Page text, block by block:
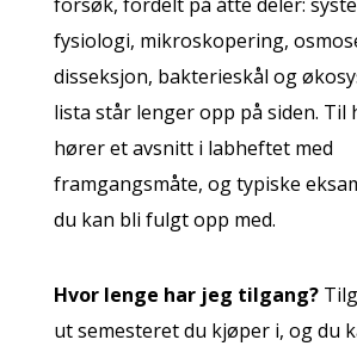
fysiologi, mikroskopering,
disseksjon, bakterieskål og
lista står lenger opp på siden.
hører et avsnitt i labheftet med
framgangsmåte, og typiske
du kan bli fulgt opp med.
Hvor lenge har jeg tilgang?
ut semesteret du kjøper i, og du